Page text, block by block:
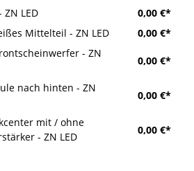
ZN LED
0,00 €*
Mittelteil - ZN LED
0,00 €*
- ZN
0,00 €*
nach hinten - ZN
0,00 €*
mit / ohne
- ZN LED
0,00 €*